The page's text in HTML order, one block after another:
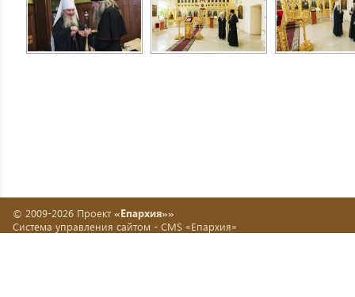
© 2009-2026 Проект «Епархия»»
Система управления сайтом - CMS «Епархия»